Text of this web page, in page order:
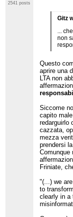
2541 posts
Gitz
...
non
Questo
aprire una
LTA non
Siccome
capito
redarguirlo
cazzata,
mezza
prendersi
Comunque
Friniate,
"(...) we
to
clearly in a